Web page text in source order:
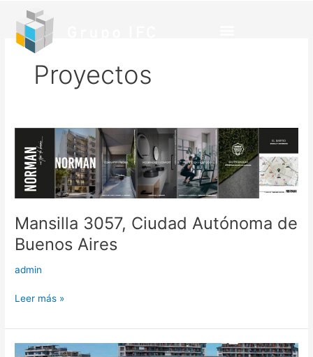
contenido
Proyectos
Mansilla 3057, Ciudad Autónoma de
Buenos Aires
admin
Mansilla
3057,
Ciudad
Autónoma
de
Aires
Leer más »
Edificio